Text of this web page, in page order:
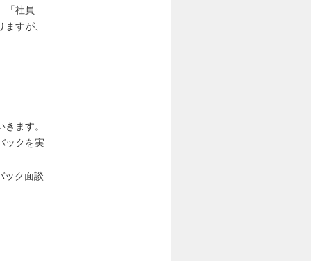
「社員
すが、
ます。
ックを実
ック面談